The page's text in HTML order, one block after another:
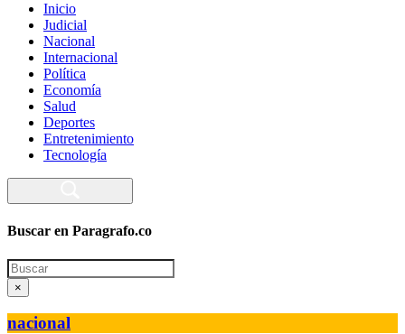
Inicio
Judicial
Nacional
Internacional
Política
Economía
Salud
Deportes
Entretenimiento
Tecnología
Buscar en Paragrafo.co
Search
×
nacional